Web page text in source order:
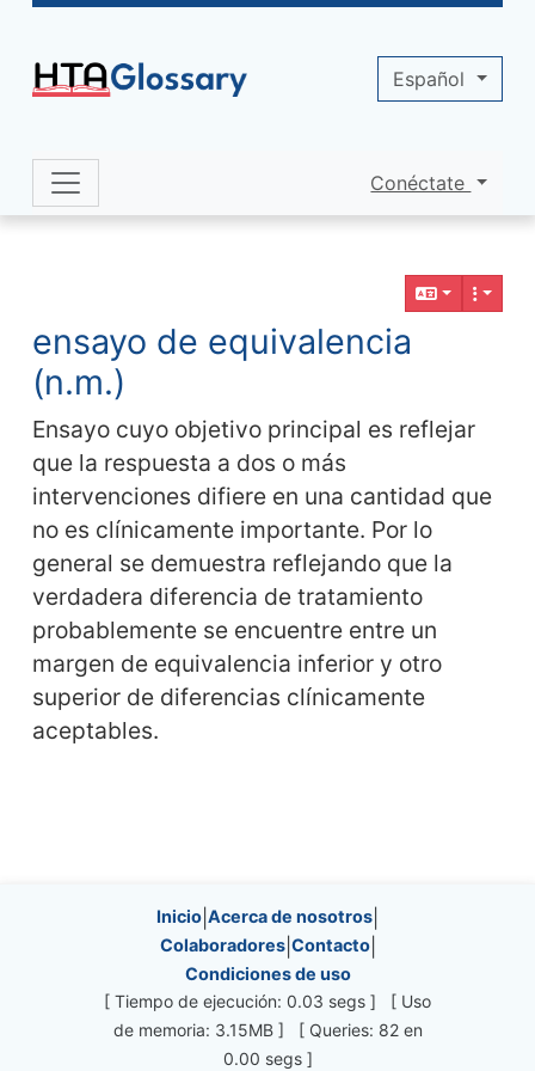
Navigation and related functionality
ensayo de equivalencia
(n.m.)
Ensayo cuyo objetivo principal es reflejar
que la respuesta a dos o más
intervenciones difiere en una cantidad que
no es clínicamente importante. Por lo
general se demuestra reflejando que la
verdadera diferencia de tratamiento
probablemente se encuentre entre un
margen de equivalencia inferior y otro
superior de diferencias clínicamente
aceptables.
Site information, links, etc.
Inicio Acerca de nosotros
Colaboradores| Contacto|
Condiciones de uso
[ Tiempo de ejecución: 0.03 segs ] [ Uso
de memoria: 3.15MB ] [ Queries: 82 en
0.00 segs ]
Site identity, navigation, etc.
Conéctate
Español